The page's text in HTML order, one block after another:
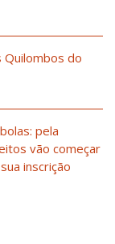
Quilombos do
pela
vão começar
inscrição